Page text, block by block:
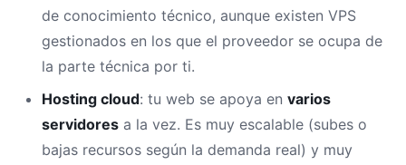
de conocimiento técnico, aunque existen VPS
gestionados en los que el proveedor se ocupa de
la parte técnica por ti.
Hosting cloud: tu web se apoya en varios
servidores a la vez. Es muy escalable (subes o
bajas recursos según la demanda real) y muy